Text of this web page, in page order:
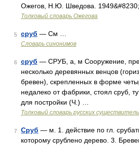
Ожегов, Н.Ю. Шведова.
Толковый словарь Ожегова
5 сруб — См …
Словарь синонимов
6 сруб — СРУБ, а, м Сооружение,
несколько деревянных венцов
бревен), скрепленных в форме
недалеко от фабрики, стоял сруб,
для постройки (Ч.) …
Толковый словарь русских
7 Сруб — м. 1. действие по гл.
которому срублено дерево. 3.